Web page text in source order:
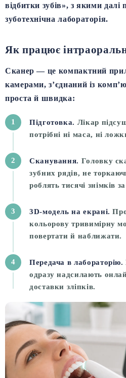
відбитки зубів», з якими далі
зуботехнічна лабораторія.
Як працює
Сканер — це компактний
камерами, з’єднаний із
проста й швидка:
1 Підготовка. Лікар
потрібні ні маса, ні
2 Сканування. Головку
зубних рядів, не
роблять тисячі знімків
3 3D-модель на екрані.
кольорову тривимірну
повертати й наближати.
4 Передача в лабораторію.
одразу надсилають
доставки зліпків.